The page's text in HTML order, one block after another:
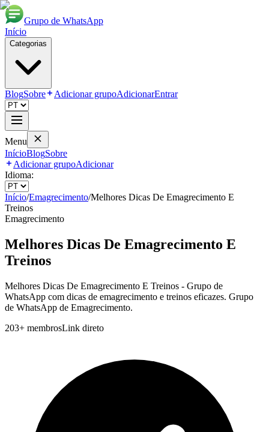
Grupo de WhatsApp
Início
Categorias
BlogSobre Adicionar grupoAdicionarEntrar
Menu
InícioBlogSobre
Adicionar grupoAdicionar
Idioma:
Início/Emagrecimento/Melhores Dicas De Emagrecimento E
Treinos
Emagrecimento
Melhores Dicas De Emagrecimento E
Treinos
Melhores Dicas De Emagrecimento E Treinos - Grupo de
WhatsApp com dicas de emagrecimento e treinos eficazes. Grupo
de WhatsApp de Emagrecimento.
203+ membrosLink direto